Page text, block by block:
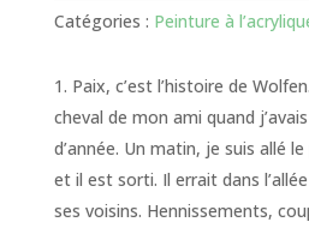
Catégories : Peinture à
Paix, c’est l’histoire de
cheval de mon ami quand
d’année. Un matin, je suis allé
et il est sorti. Il errait dans
ses voisins. Hennissements,